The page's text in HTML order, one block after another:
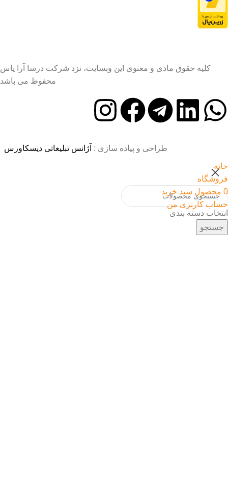
کلیه حقوق مادی و معنوی این وبسایت، نزد شرکت درسا آرا یاس
محفوظ می باشد
طراحی و پیاده سازی : آژانس تبلیغاتی دیسکاورس
انتخاب دسته بندی
جستجو
خانه
فروشگاه
0 محصول سبد خرید
حساب کاربری من